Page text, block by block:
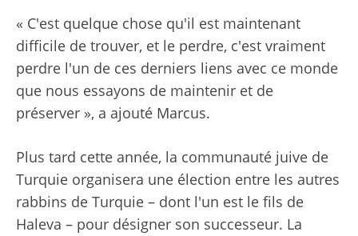
« C'est quelque chose qu'il est maintenant
difficile de trouver, et le perdre, c'est vraiment
perdre l'un de ces derniers liens avec ce monde
que nous essayons de maintenir et de
préserver », a ajouté Marcus.
Plus tard cette année, la communauté juive de
Turquie organisera une élection entre les autres
rabbins de Turquie – dont l'un est le fils de
Haleva – pour désigner son successeur. La